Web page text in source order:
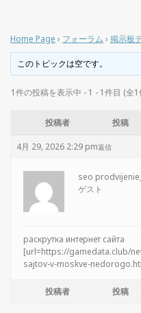
Home Page › フォーラム › 掲示板
このトピックは空です。
1件の投稿を表示中 - 1 - 1件目 (全1
投稿者 投稿
4月 29, 2026 2:29 pm返信
seo
ゲスト
раскрутка интернет сайта
[url=https://gamedata.club/
sajtov-v-moskve-
投稿者 投稿